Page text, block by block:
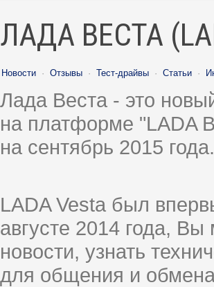
ЛАДА ВЕСТА
Новости · Отзывы · Тест-драйвы · Статьи ·
Лада Веста - это
на платформе "LADA
на сентябрь 2015
LADA Vesta был
августе 2014 года,
новости, узнать
для общения и